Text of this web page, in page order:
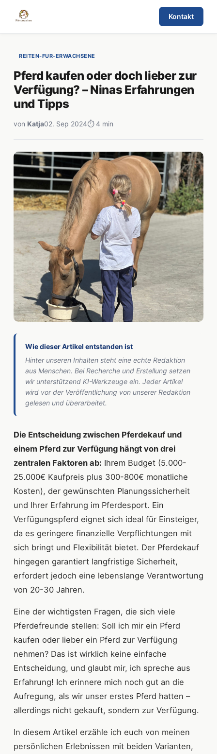
Kontakt
REITEN-FUR-ERWACHSENE
Pferd kaufen oder doch lieber zur
Verfügung? – Ninas Erfahrungen
und Tipps
von Katja02. Sep 2024⏱ 4 min
Wie dieser Artikel entstanden ist
Hinter unseren Inhalten steht eine echte Redaktion
aus Menschen. Bei Recherche und Erstellung setzen
wir unterstützend KI-Werkzeuge ein. Jeder Artikel
wird vor der Veröffentlichung von unserer Redaktion
gelesen und überarbeitet.
Die Entscheidung zwischen Pferdekauf und
einem Pferd zur Verfügung hängt von drei
zentralen Faktoren ab: Ihrem Budget (5.000-
25.000€ Kaufpreis plus 300-800€ monatliche
Kosten), der gewünschten Planungssicherheit
und Ihrer Erfahrung im Pferdesport. Ein
Verfügungspferd eignet sich ideal für Einsteiger,
da es geringere finanzielle Verpflichtungen mit
sich bringt und Flexibilität bietet. Der Pferdekauf
hingegen garantiert langfristige Sicherheit,
erfordert jedoch eine lebenslange Verantwortung
von 20-30 Jahren.
Eine der wichtigsten Fragen, die sich viele
Pferdefreunde stellen: Soll ich mir ein Pferd
kaufen oder lieber ein Pferd zur Verfügung
nehmen? Das ist wirklich keine einfache
Entscheidung, und glaubt mir, ich spreche aus
Erfahrung! Ich erinnere mich noch gut an die
Aufregung, als wir unser erstes Pferd hatten –
allerdings nicht gekauft, sondern zur Verfügung.
In diesem Artikel erzähle ich euch von meinen
persönlichen Erlebnissen mit beiden Varianten,